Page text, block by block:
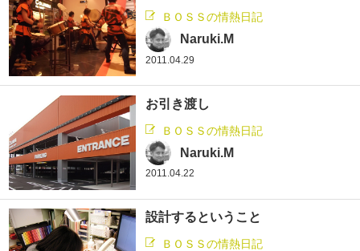
ＢＯＳＳの情熱日記
Naruki.M
2011.04.29
お引き渡し
ＢＯＳＳの情熱日記
Naruki.M
2011.04.22
設計するということ
ＢＯＳＳの情熱日記